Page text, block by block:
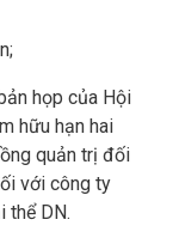
họp của Hội
hữu hạn hai
quản trị đối
với công ty
thể DN.